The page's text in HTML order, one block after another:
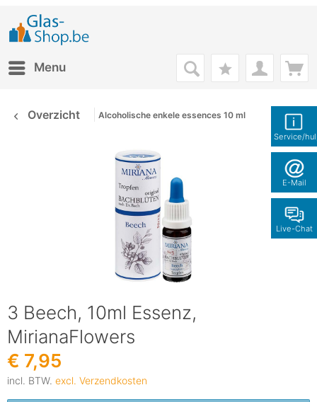
Service/
E-Mail
Live-Chat
Menu
Overzicht Alcoholische enkele essences 10 ml
3 Beech, 10ml Essenz,
MirianaFlowers
€ 7,95
incl. BTW. excl. Verzendkosten